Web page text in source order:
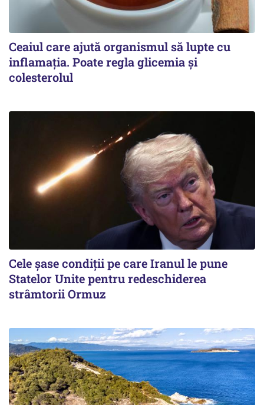
Ceaiul care ajută organismul să lupte cu
inflamația. Poate regla glicemia și
colesterolul
Cele șase condiții pe care Iranul le pune
Statelor Unite pentru redeschiderea
strâmtorii Ormuz